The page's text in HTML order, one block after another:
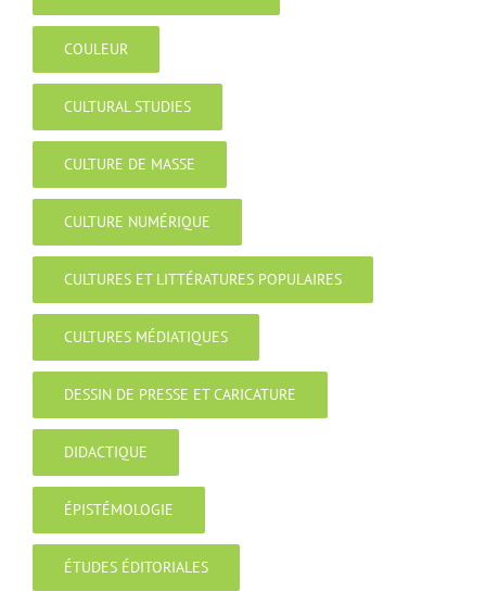
COULEUR
CULTURAL STUDIES
CULTURE DE MASSE
CULTURE NUMÉRIQUE
CULTURES ET LITTÉRATURES POPULAIRES
CULTURES MÉDIATIQUES
DESSIN DE PRESSE ET CARICATURE
DIDACTIQUE
ÉPISTÉMOLOGIE
ÉTUDES ÉDITORIALES